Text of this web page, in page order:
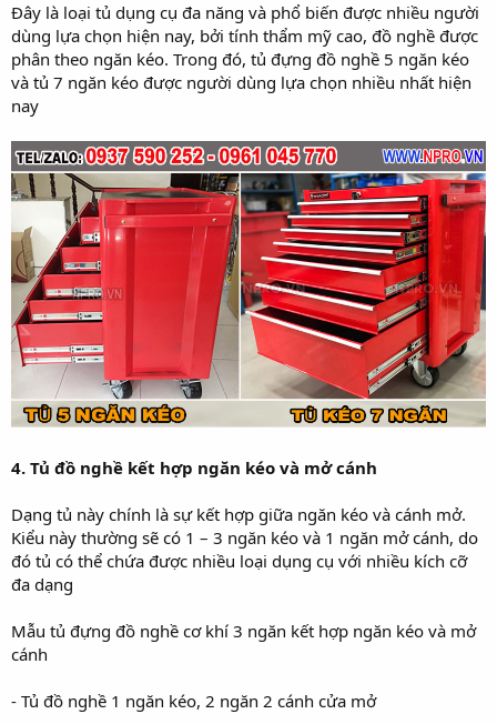
Đây là loại tủ dụng cụ đa năng và phổ biến được nhiều người
dùng lựa chọn hiện nay, bởi tính thẩm mỹ cao, đồ nghề được
phân theo ngăn kéo. Trong đó, tủ đựng đồ nghề 5 ngăn kéo
và tủ 7 ngăn kéo được người dùng lựa chọn nhiều nhất hiện
nay
4. Tủ đồ nghề kết hợp ngăn kéo và mở cánh
Dạng tủ này chính là sự kết hợp giữa ngăn kéo và cánh mở.
Kiểu này thường sẽ có 1 – 3 ngăn kéo và 1 ngăn mở cánh, do
đó tủ có thể chứa được nhiều loại dụng cụ với nhiều kích cỡ
đa dạng
Mẫu tủ đựng đồ nghề cơ khí 3 ngăn kết hợp ngăn kéo và mở
cánh
- Tủ đồ nghề 1 ngăn kéo, 2 ngăn 2 cánh cửa mở